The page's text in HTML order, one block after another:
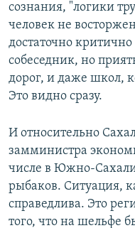
сознания, "логики
человек не
достаточно
собеседник, но
дорог, и даже школ,
Это видно сразу.
И относительно
замминистра
числе в Южно-
рыбаков. Ситуация,
справедлива. Это
того, что на шельфе